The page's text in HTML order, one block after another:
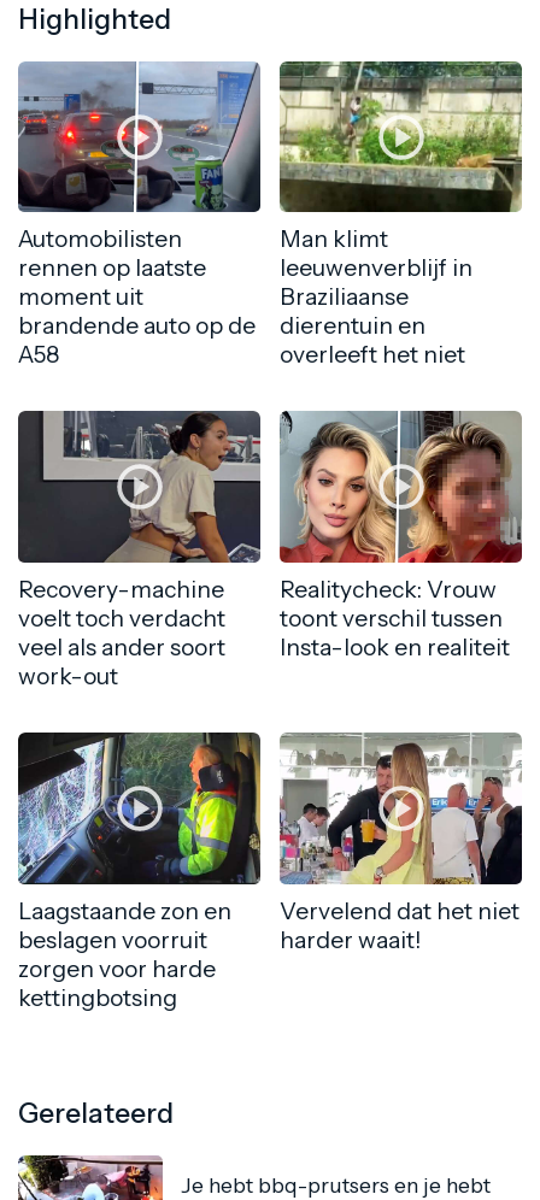
Highlighted
Automobilisten
rennen op laatste
moment uit
brandende auto op de
A58
Man klimt
leeuwenverblijf in
Braziliaanse
dierentuin en
overleeft het niet
Recovery-machine
voelt toch verdacht
veel als ander soort
work-out
Realitycheck: Vrouw
toont verschil tussen
Insta-look en realiteit
Laagstaande zon en
beslagen voorruit
zorgen voor harde
kettingbotsing
Vervelend dat het niet
harder waait!
Gerelateerd
Je hebt bbq-prutsers en je hebt